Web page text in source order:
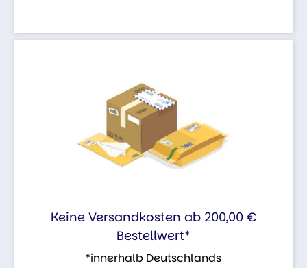
Keine Versandkosten ab 200,00 €
Bestellwert*
*innerhalb Deutschlands